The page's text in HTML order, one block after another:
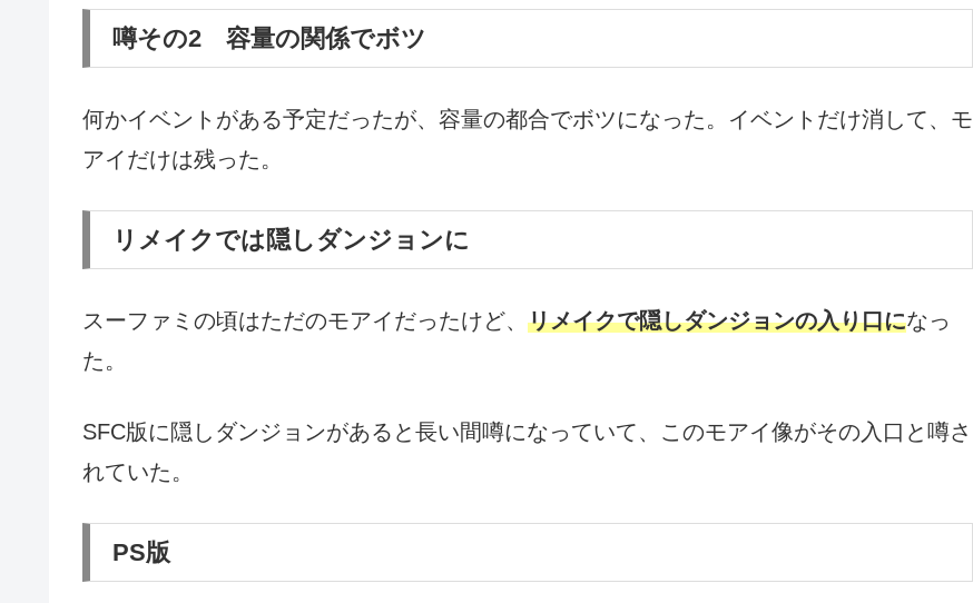
噂その2 容量の関係でボツ
何かイベントがある予定だったが、容量の都合でボツになった。イベントだけ消して、モ
アイだけは残った。
リメイクでは隠しダンジョンに
スーファミの頃はただのモアイだったけど、 リメイクで隠しダンジョンの入り口になっ
た。
SFC版に隠しダンジョンがあると長い間噂になっていて、このモアイ像がその入口と噂さ
れていた。
PS版